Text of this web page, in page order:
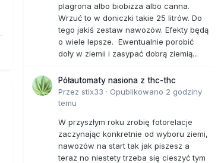
plagrona albo biobizza albo canna.
Wrzuć to w doniczki takie 25 litrów. Do
tego jakiś zestaw nawozów. Efekty będą
o wiele lepsze. Ewentualnie porobić
doły w ziemii i zasypać dobrą ziemią...
Półautomaty nasiona z thc-thc
Przez stix33 · Opublikowano 2 godziny
temu
W przyszłym roku zrobię fotorelacje
zaczynając konkretnie od wyboru ziemi,
nawozów na start tak jak piszesz a
teraz no niestety trzeba się cieszyć tym